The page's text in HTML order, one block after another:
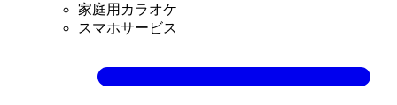
家庭用カラオケ
スマホサービス